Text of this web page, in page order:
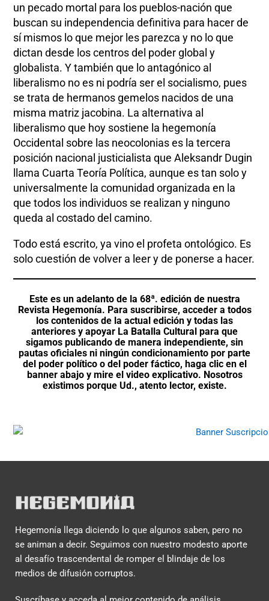
un pecado mortal para los pueblos-nación que
buscan su independencia definitiva para hacer de
sí mismos lo que mejor les parezca y no lo que
dictan desde los centros del poder global y
globalista. Y también que lo antagónico al
liberalismo no es ni podría ser el socialismo, pues
se trata de hermanos gemelos nacidos de una
misma matriz jacobina. La alternativa al
liberalismo que hoy sostiene la hegemonía
Occidental sobre las neocolonias es la tercera
posición nacional justicialista que Aleksandr Dugin
llama Cuarta Teoría Política, aunque es tan solo y
universalmente la comunidad organizada en la
que todos los individuos se realizan y ninguno
queda al costado del camino.
Todo está escrito, ya vino el profeta ontológico. Es
solo cuestión de volver a leer y de ponerse a hacer.
Este es un adelanto de la 68ª. edición de nuestra
Revista Hegemonía. Para suscribirse, acceder a todos
los contenidos de la actual edición y todas las
anteriores y apoyar La Batalla Cultural para que
sigamos publicando de manera independiente, sin
pautas oficiales ni ningún condicionamiento por parte
del poder político o del poder fáctico, haga clic en el
banner abajo y mire el video explicativo. Nosotros
existimos porque Ud., atento lector, existe.
Hegemonía llega diciendo lo que algunos saben, pero no
se animan a decir. Seguimos con nuestro modesto aporte
al desafío trascendental de romper el blindaje de los
medios de difusión corruptos.